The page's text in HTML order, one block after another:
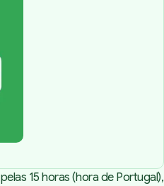
15 horas (hora de Portugal),